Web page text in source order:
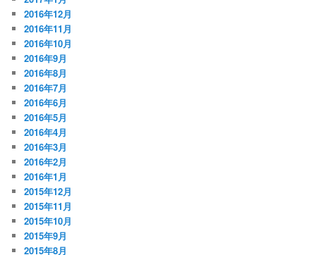
2016年12月
2016年11月
2016年10月
2016年9月
2016年8月
2016年7月
2016年6月
2016年5月
2016年4月
2016年3月
2016年2月
2016年1月
2015年12月
2015年11月
2015年10月
2015年9月
2015年8月